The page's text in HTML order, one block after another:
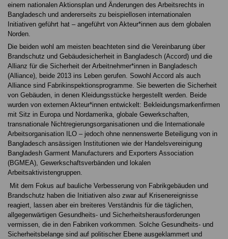
einem nationalen Aktionsplan und Änderungen des Arbeitsrechts in
Bangladesch und andererseits zu beispiellosen internationalen
Initiativen geführt hat – angeführt von Akteur*innen aus dem globalen
Norden.
Die beiden wohl am meisten beachteten sind die Vereinbarung über
Brandschutz und Gebäudesicherheit in Bangladesch (Accord) und die
Allianz für die Sicherheit der Arbeitnehmer*innen in Bangladesch
(Alliance), beide 2013 ins Leben gerufen. Sowohl Accord als auch
Alliance sind Fabrikinspektionsprogramme. Sie bewerten die Sicherheit
von Gebäuden, in denen Kleidungsstücke hergestellt werden. Beide
wurden von externen Akteur*innen entwickelt: Bekleidungsmarkenfirmen
mit Sitz in Europa und Nordamerika, globale Gewerkschaften,
transnationale Nichtregierungsorganisationen und die Internationale
Arbeitsorganisation ILO – jedoch ohne nennenswerte Beteiligung von in
Bangladesch ansässigen Institutionen wie der Handelsvereinigung
Bangladesh Garment Manufacturers and Exporters Association
(BGMEA), Gewerkschaftsverbänden und lokalen
Arbeitsaktivistengruppen.
Mit dem Fokus auf bauliche Verbesserung von Fabrikgebäuden und
Brandschutz haben die Initiativen also zwar auf Krisenereignisse
reagiert, lassen aber ein breiteres Verständnis für die täglichen,
allgegenwärtigen Gesundheits- und Sicherheitsherausforderungen
vermissen, die in den Fabriken vorkommen. Solche Gesundheits- und
Sicherheitsbelange sind auf politischer Ebene ausgeklammert und